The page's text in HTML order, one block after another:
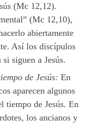
(Mc 12,12).
(Mc 12,10),
abiertamente
Así los discípulos
siguen a Jesús.
de Jesús: En
aparecen algunos
tiempo de Jesús. En
los ancianos y